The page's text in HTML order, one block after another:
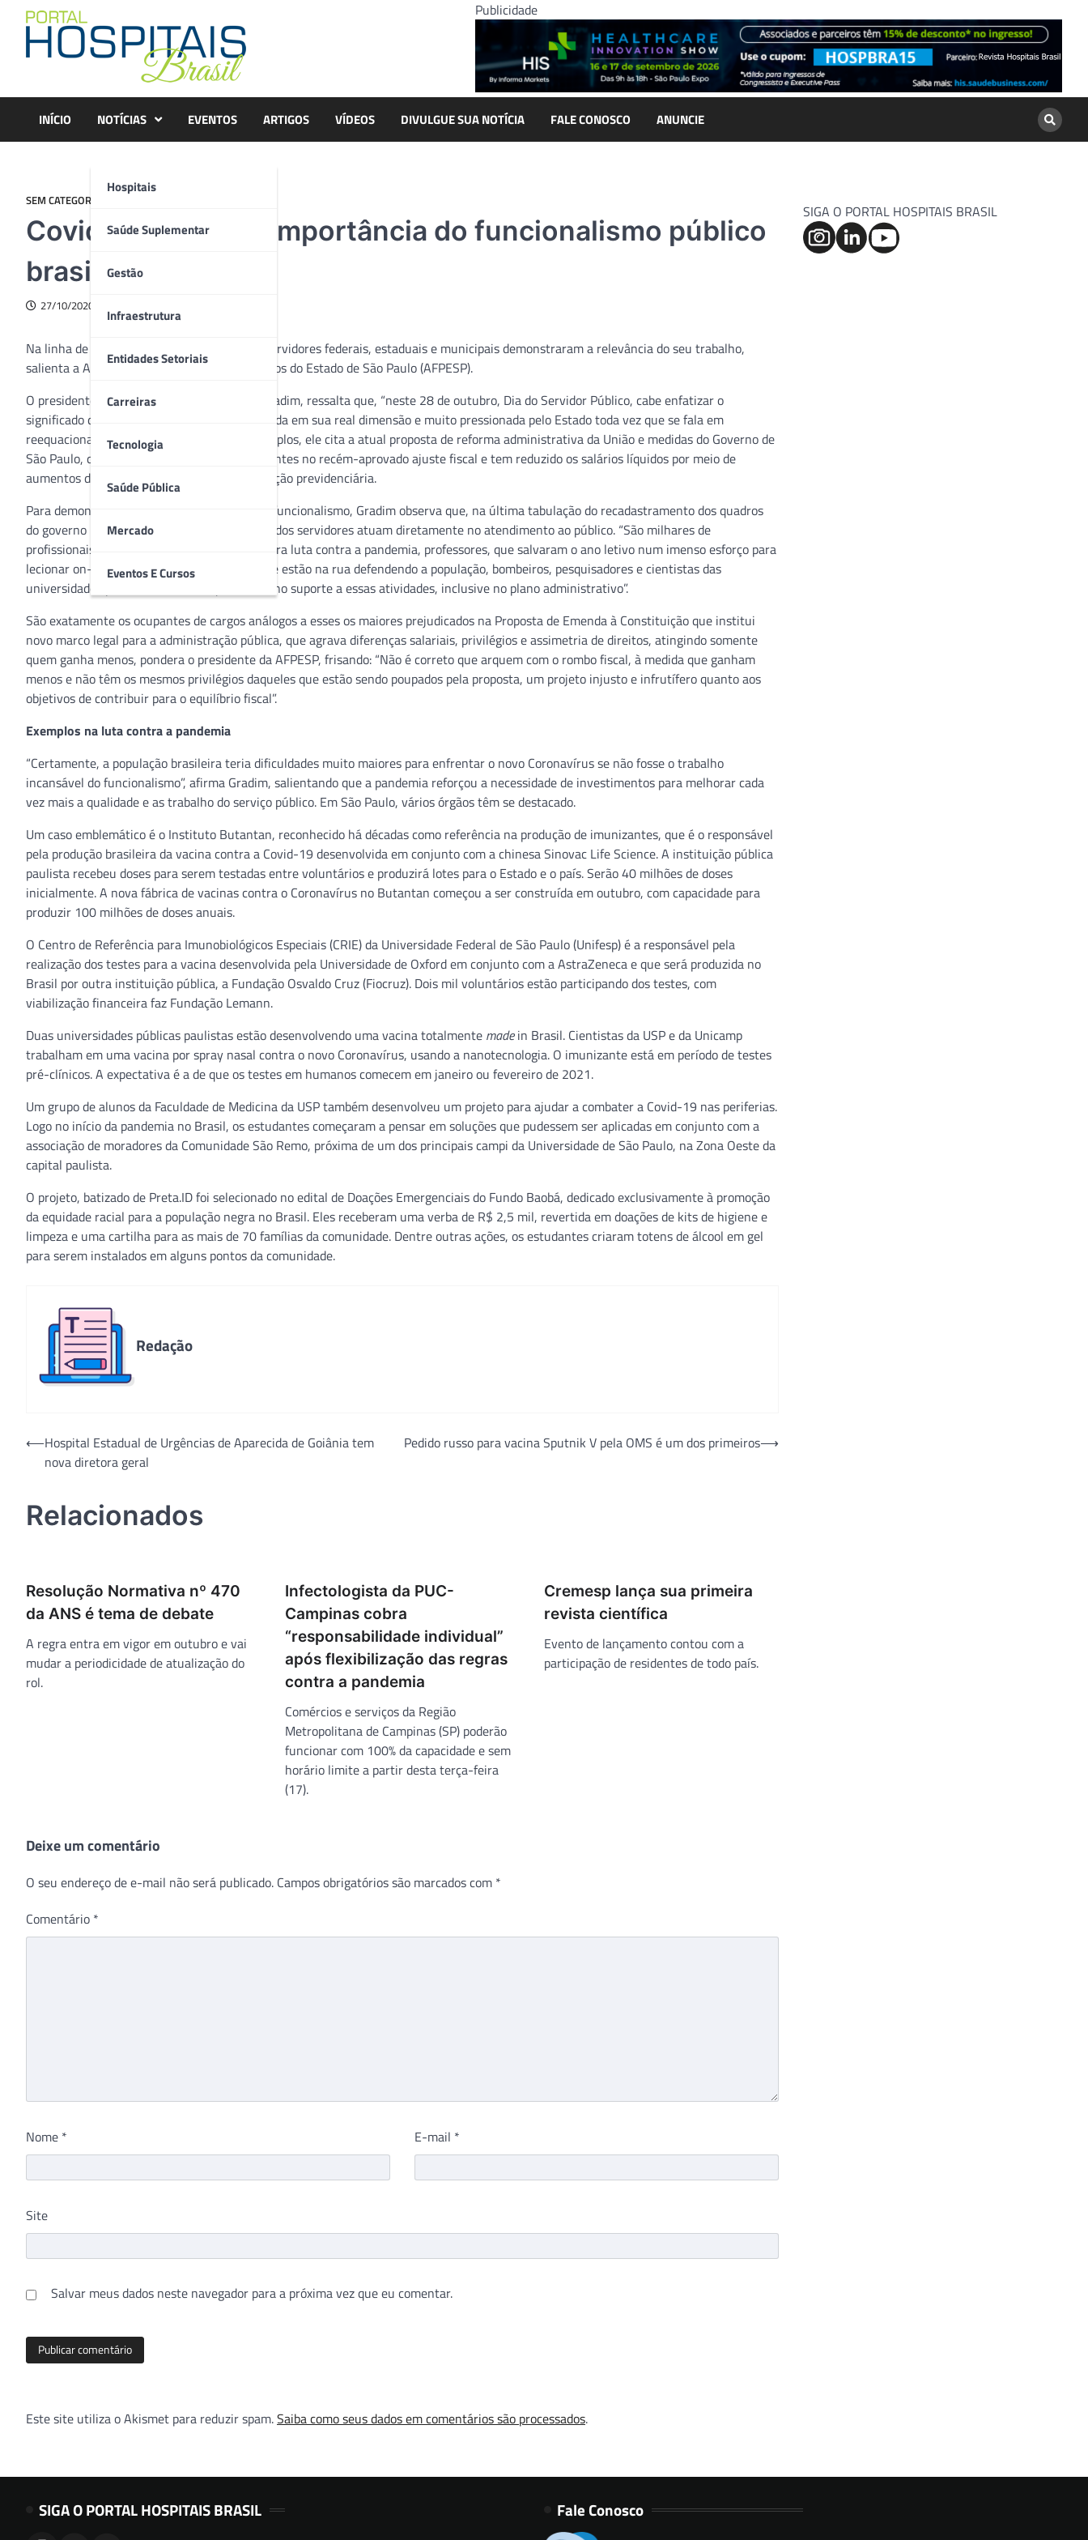
content
Publicidade
INÍCIO NOTÍCIAS
Hospitais
Saúde Suplementar
Gestão
Infraestrutura
Entidades Setoriais
Carreiras
Tecnologia
Saúde Pública
Mercado
Eventos E Cursos
EVENTOS ARTIGOS VÍDEOS DIVULGUE SUA NOTÍCIA FALE CONOSCO ANUNCIE
SEM CATEGORIA
Covid-19 mostrou importância do funcionalismo público
brasileiro
27/10/2020
Na linha de frente do combate à pandemia, servidores federais, estaduais e municipais demonstraram a relevância do seu trabalho,
salienta a Associação dos Funcionários Públicos do Estado de São Paulo (AFPESP).
O presidente da entidade, o médico Álvaro Gradim, ressalta que, “neste 28 de outubro, Dia do Servidor Público, cabe enfatizar o
significado da categoria, nem sempre valorizada em sua real dimensão e muito pressionada pelo Estado toda vez que se fala em
reequacionamento orçamentário”. Como exemplos, ele cita a atual proposta de reforma administrativa da União e medidas do Governo de
São Paulo, que extinguiu organismos importantes no recém-aprovado ajuste fiscal e tem reduzido os salários líquidos por meio de
aumentos dos descontos relativos à contribuição previdenciária.
Para demonstrar a relevância do trabalho do funcionalismo, Gradim observa que, na última tabulação do recadastramento dos quadros
do governo paulista, constatou-se que 61,4% dos servidores atuam diretamente no atendimento ao público. “São milhares de
profissionais da saúde, que estão travando dura luta contra a pandemia, professores, que salvaram o ano letivo num imenso esforço para
lecionar on-line, policiais civis e militares, que estão na rua defendendo a população, bombeiros, pesquisadores e cientistas das
universidades públicas e todos os que atuam no suporte a essas atividades, inclusive no plano administrativo”.
São exatamente os ocupantes de cargos análogos a esses os maiores prejudicados na Proposta de Emenda à Constituição que institui
novo marco legal para a administração pública, que agrava diferenças salariais, privilégios e assimetria de direitos, atingindo somente
quem ganha menos, pondera o presidente da AFPESP, frisando: “Não é correto que arquem com o rombo fiscal, à medida que ganham
menos e não têm os mesmos privilégios daqueles que estão sendo poupados pela proposta, um projeto injusto e infrutífero quanto aos
objetivos de contribuir para o equilíbrio fiscal”.
Exemplos na luta contra a pandemia
“Certamente, a população brasileira teria dificuldades muito maiores para enfrentar o novo Coronavírus se não fosse o trabalho
incansável do funcionalismo”, afirma Gradim, salientando que a pandemia reforçou a necessidade de investimentos para melhorar cada
vez mais a qualidade e as trabalho do serviço público. Em São Paulo, vários órgãos têm se destacado.
Um caso emblemático é o Instituto Butantan, reconhecido há décadas como referência na produção de imunizantes, que é o responsável
pela produção brasileira da vacina contra a Covid-19 desenvolvida em conjunto com a chinesa Sinovac Life Science. A instituição pública
paulista recebeu doses para serem testadas entre voluntários e produzirá lotes para o Estado e o país. Serão 40 milhões de doses
inicialmente. A nova fábrica de vacinas contra o Coronavírus no Butantan começou a ser construída em outubro, com capacidade para
produzir 100 milhões de doses anuais.
O Centro de Referência para Imunobiológicos Especiais (CRIE) da Universidade Federal de São Paulo (Unifesp) é a responsável pela
realização dos testes para a vacina desenvolvida pela Universidade de Oxford em conjunto com a AstraZeneca e que será produzida no
Brasil por outra instituição pública, a Fundação Osvaldo Cruz (Fiocruz). Dois mil voluntários estão participando dos testes, com
viabilização financeira faz Fundação Lemann.
Duas universidades públicas paulistas estão desenvolvendo uma vacina totalmente madein Brasil. Cientistas da USP e da Unicamp
trabalham em uma vacina por spray nasal contra o novo Coronavírus, usando a nanotecnologia. O imunizante está em período de testes
pré-clínicos. A expectativa é a de que os testes em humanos comecem em janeiro ou fevereiro de 2021.
Um grupo de alunos da Faculdade de Medicina da USP também desenvolveu um projeto para ajudar a combater a Covid-19 nas periferias.
Logo no início da pandemia no Brasil, os estudantes começaram a pensar em soluções que pudessem ser aplicadas em conjunto com a
associação de moradores da Comunidade São Remo, próxima de um dos principais campi da Universidade de São Paulo, na Zona Oeste da
capital paulista.
O projeto, batizado de Preta.ID foi selecionado no edital de Doações Emergenciais do Fundo Baobá, dedicado exclusivamente à promoção
da equidade racial para a população negra no Brasil. Eles receberam uma verba de R$ 2,5 mil, revertida em doações de kits de higiene e
limpeza e uma cartilha para as mais de 70 famílias da comunidade. Dentre outras ações, os estudantes criaram totens de álcool em gel
para serem instalados em alguns pontos da comunidade.
Redação
Navegação
⟵Hospital Estadual de Urgências de Aparecida de Goiânia tem
nova diretora geral
Pedido russo para vacina Sputnik V pela OMS é um dos primeiros⟶
Relacionados
Resolução Normativa nº 470
da ANS é tema de debate
A regra entra em vigor em outubro e vai
mudar a periodicidade de atualização do
rol.
Infectologista da PUC-
Campinas cobra
“responsabilidade individual”
após flexibilização das regras
contra a pandemia
Comércios e serviços da Região
Metropolitana de Campinas (SP) poderão
funcionar com 100% da capacidade e sem
horário limite a partir desta terça-feira
(17).
Cremesp lança sua primeira
revista científica
Evento de lançamento contou com a
participação de residentes de todo país.
Deixe um comentário
O seu endereço de e-mail não será publicado. Campos obrigatórios são marcados com *
Comentário *
Nome * E-mail *
Site
Salvar meus dados neste navegador para a próxima vez que eu comentar.
Este site utiliza o Akismet para reduzir spam.Saiba como seus dados em comentários são processados.
SIGA O PORTAL HOSPITAIS BRASIL
SIGA O PORTAL HOSPITAIS BRASIL Fale Conosco